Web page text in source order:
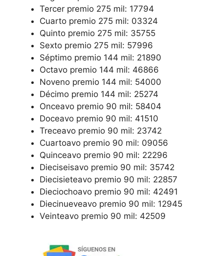
Tercer premio 275 mil: 17794
Cuarto premio 275 mil: 03324
Quinto premio 275 mil: 35755
Sexto premio 275 mil: 57996
Séptimo premio 144 mil: 21890
Octavo premio 144 mil: 46866
Noveno premio 144 mil: 54000
Décimo premio 144 mil: 25274
Onceavo premio 90 mil: 58404
Doceavo premio 90 mil: 41510
Treceavo premio 90 mil: 23742
Cuartoavo premio 90 mil: 09056
Quinceavo premio 90 mil: 22296
Dieciseisavo premio 90 mil: 35742
Diecisieteavo premio 90 mil: 22857
Dieciochoavo premio 90 mil: 42491
Diecinueveavo premio 90 mil: 12945
Veinteavo premio 90 mil: 42509